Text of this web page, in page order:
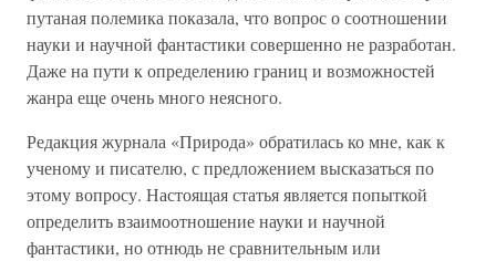
путаная полемика показала, что вопрос о соотношении
науки и научной фантастики совершенно не разработан.
Даже на пути к определению границ и возможностей
жанра еще очень много неясного.
Редакция журнала «Природа» обратилась ко мне, как к
ученому и писателю, с предложением высказаться по
этому вопросу. Настоящая статья является попыткой
определить взаимоотношение науки и научной
фантастики, но отнюдь не сравнительным или